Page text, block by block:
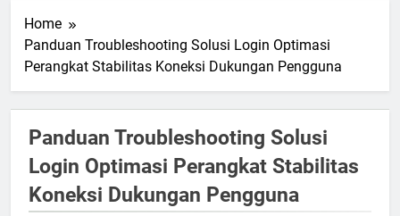
Home
Panduan Troubleshooting Solusi Login Optimasi
Perangkat Stabilitas Koneksi Dukungan Pengguna
Panduan Troubleshooting Solusi
Login Optimasi Perangkat Stabilitas
Koneksi Dukungan Pengguna